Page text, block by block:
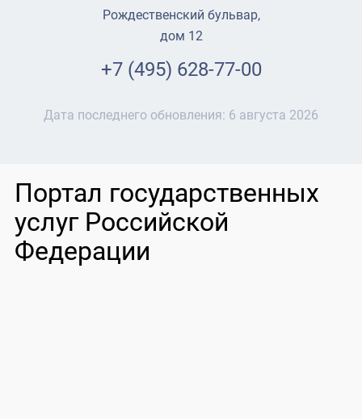
Рождественский бульвар,
дом 12
+7 (495) 628-77-00
Дата последнего обновления: 6 августа 2026
Портал государственных
услуг Российской
Федерации